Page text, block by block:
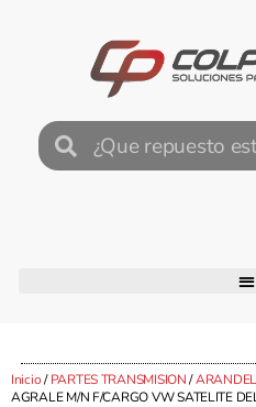
Inicio/PARTES TRANSMISION/
AGRALE M/N F/CARGO VW SATELITE